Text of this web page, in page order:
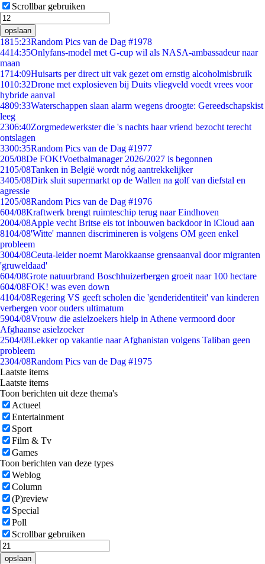
Scrollbar gebruiken
opslaan
1815:23Random Pics van de Dag #1978
4414:35Onlyfans-model met G-cup wil als NASA-ambassadeur naar
maan
1714:09Huisarts per direct uit vak gezet om ernstig alcoholmisbruik
1010:32Drone met explosieven bij Duits vliegveld voedt vrees voor
hybride aanval
4809:33Waterschappen slaan alarm wegens droogte: Gereedschapskist
leeg
2306:40Zorgmedewerkster die 's nachts haar vriend bezocht terecht
ontslagen
3300:35Random Pics van de Dag #1977
205/08De FOK!Voetbalmanager 2026/2027 is begonnen
2105/08Tanken in België wordt nóg aantrekkelijker
3405/08Dirk sluit supermarkt op de Wallen na golf van diefstal en
agressie
1205/08Random Pics van de Dag #1976
604/08Kraftwerk brengt ruimteschip terug naar Eindhoven
2004/08Apple vecht Britse eis tot inbouwen backdoor in iCloud aan
8104/08'Witte' mannen discrimineren is volgens OM geen enkel
probleem
3004/08Ceuta-leider noemt Marokkaanse grensaanval door migranten
'gruweldaad'
604/08Grote natuurbrand Boschhuizerbergen groeit naar 100 hectare
604/08FOK! was even down
4104/08Regering VS geeft scholen die 'genderidentiteit' van kinderen
verbergen voor ouders ultimatum
5904/08Vrouw die asielzoekers hielp in Athene vermoord door
Afghaanse asielzoeker
2504/08Lekker op vakantie naar Afghanistan volgens Taliban geen
probleem
2304/08Random Pics van de Dag #1975
Laatste items
Laatste items
Toon berichten uit deze thema's
Actueel
Entertainment
Sport
Film & Tv
Games
Toon berichten van deze types
Weblog
Column
(P)review
Special
Poll
Scrollbar gebruiken
opslaan